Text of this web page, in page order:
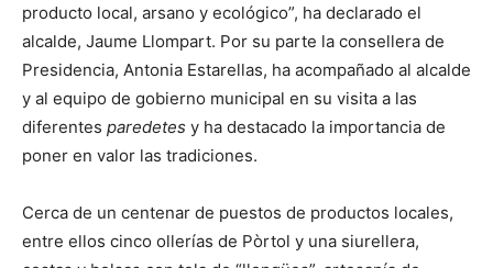
producto local, arsano y ecológico”, ha declarado el
alcalde, Jaume Llompart. Por su parte la consellera de
Presidencia, Antonia Estarellas, ha acompañado al alcalde
y al equipo de gobierno municipal en su visita a las
diferentes paredetes y ha destacado la importancia de
poner en valor las tradiciones.
Cerca de un centenar de puestos de productos locales,
entre ellos cinco ollerías de Pòrtol y una siurellera,